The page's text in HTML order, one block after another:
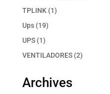
TPLINK 11
Ups 1919
UPS 11
producto
VENTILADORES 22
Archives